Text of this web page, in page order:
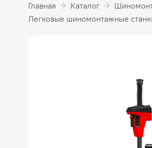
Главная Каталог
Легковые шиномонтажные